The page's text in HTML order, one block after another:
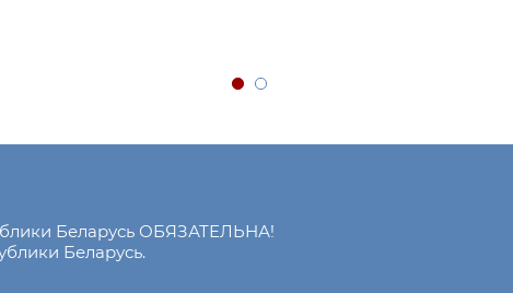
Беларусь ОБЯЗАТЕЛЬНА!
Беларусь.